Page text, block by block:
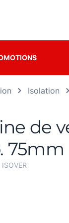
Isolation
de
75mm
ISOVER